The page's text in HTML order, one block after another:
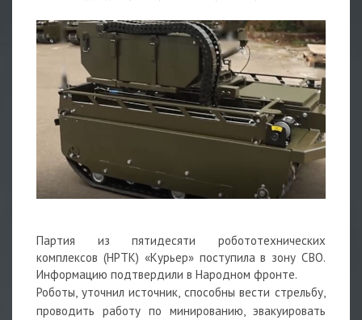
Партия из пятидесяти робототехнических
комплексов (НРТК) «Курьер» поступила в зону СВО.
Информацию подтвердили в Народном фронте.
Роботы, уточнил источник, способны вести стрельбу,
проводить работу по минированию, эвакуировать